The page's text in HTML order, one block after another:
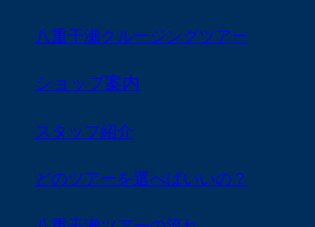
八重干瀬クルージングツアー
ショップ案内
スタッフ紹介
どのツアーを選べばいいの？